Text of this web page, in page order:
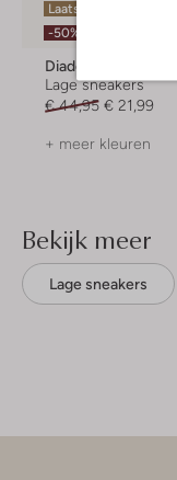
Laatste maten
-50%
Diadora
Lage sneakers
€ 44,95 € 21,99
+ meer kleuren
Bekijk meer
Lage sneakers